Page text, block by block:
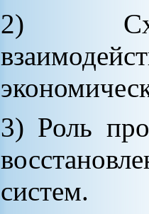
2)
3) Роль
систем.